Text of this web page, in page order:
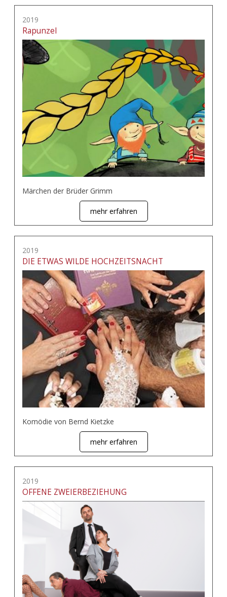
2019
Rapunzel
Märchen der Brüder Grimm
mehr erfahren
2019
DIE ETWAS WILDE HOCHZEITSNACHT
Komödie von Bernd Kietzke
mehr erfahren
2019
OFFENE ZWEIERBEZIEHUNG